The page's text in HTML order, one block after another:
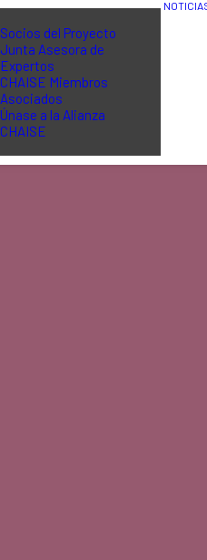
Socios del Proyecto
Junta Asesora de
Expertos
CHAISE Miembros
Asociados
Únase a la Alianza
CHAISE